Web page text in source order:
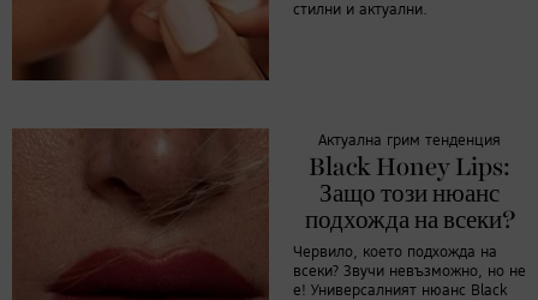
стилни и актуални.
Актуална грим тенденция
Black Honey Lips:
Защо този нюанс
подхожда на всеки?
Червило, което подхожда на
всеки? Звучи невъзможно, но не
е! Универсалният нюанс Black